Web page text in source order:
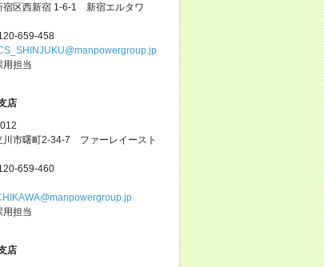
宿区西新宿 1-6-1 新宿エルタワ
659-458
用担当
店
川市曙町2-34-7 ファーレイースト
659-460
用担当
店